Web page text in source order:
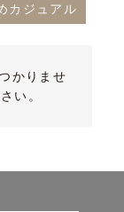
カジュアル
かりませ
い。